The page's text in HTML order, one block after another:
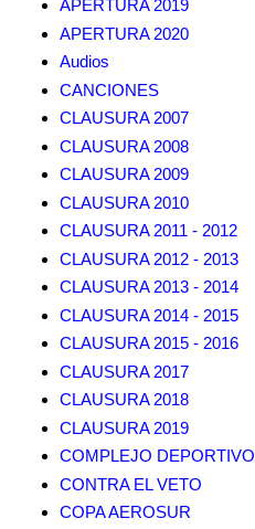
APERTURA 2019
APERTURA 2020
Audios
CANCIONES
CLAUSURA 2007
CLAUSURA 2008
CLAUSURA 2009
CLAUSURA 2010
CLAUSURA 2011 - 2012
CLAUSURA 2012 - 2013
CLAUSURA 2013 - 2014
CLAUSURA 2014 - 2015
CLAUSURA 2015 - 2016
CLAUSURA 2017
CLAUSURA 2018
CLAUSURA 2019
COMPLEJO DEPORTIVO
CONTRA EL VETO
COPA AEROSUR